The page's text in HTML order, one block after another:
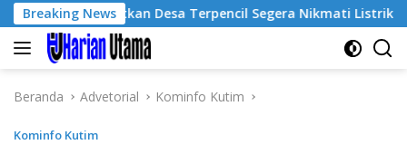
Langsung
ke
konten
Breaking News
Targetkan Desa Terpencil Segera Nikmati Listrik dan Internet
Beranda Advetorial Kominfo Kutim
Kominfo Kutim